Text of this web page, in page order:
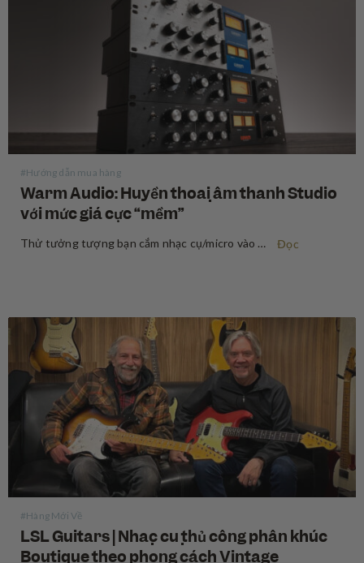
#Hướng dẫn mua hàng
Warm Audio: Huyền thoại âm thanh Studio
với mức giá cực “mềm”
Thử tưởng tượng bạn cắm nhạc cụ/micro vào một preamp và cảm nhận tín hiệu âm thanh thay đổi rõ rệt — dày dặn hơn, ấm áp hơn, đậm đà hơn — đúng chất âm trong những bản thu kinh điển truyền cảm hứng cho bạn chơi nhạc từ thuở… Đọc
#Hàng Mới Về
LSL Guitars | Nhạc cụ thủ công phân khúc
Boutique theo phong cách Vintage